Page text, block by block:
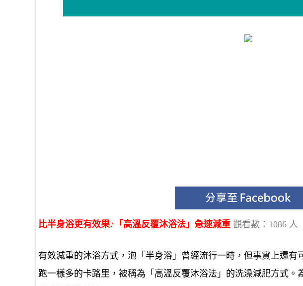
比半身浴更有效果♪「高溫反覆沐浴法」急速減重 觀看數：1086 人
有效減重的沐浴方式，泡「半身浴」曾經流行一時，但事實上還有
跑一樣多的卡路里，被稱為「高溫反覆沐浴法」的洗澡減肥方式。